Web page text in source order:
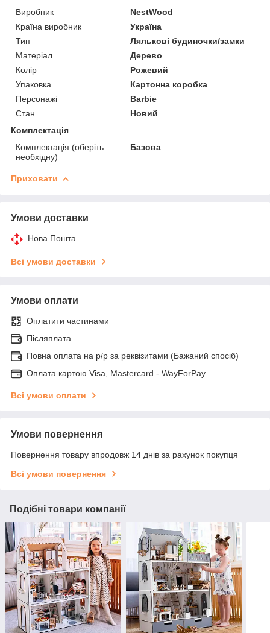
Виробник
NestWood
Країна виробник
Україна
Тип
Лялькові будиночки/замки
Матеріал
Дерево
Колір
Рожевий
Упаковка
Картонна коробка
Персонажі
Barbie
Стан
Новий
Комплектація
Комплектація (оберіть
необхідну)
Базова
Приховати
Умови доставки
Нова Пошта
Всі умови доставки
Умови оплати
Оплатити частинами
Післяплата
Повна оплата на р/р за реквізитами (Бажаний спосіб)
Оплата картою Visa, Mastercard - WayForPay
Всі умови оплати
Умови повернення
Повернення товару впродовж 14 днів за рахунок покупця
Всі умови повернення
Подібні товари компанії